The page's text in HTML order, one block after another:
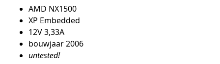
AMD NX1500
XP Embedded
12V 3,33A
bouwjaar 2006
untested!